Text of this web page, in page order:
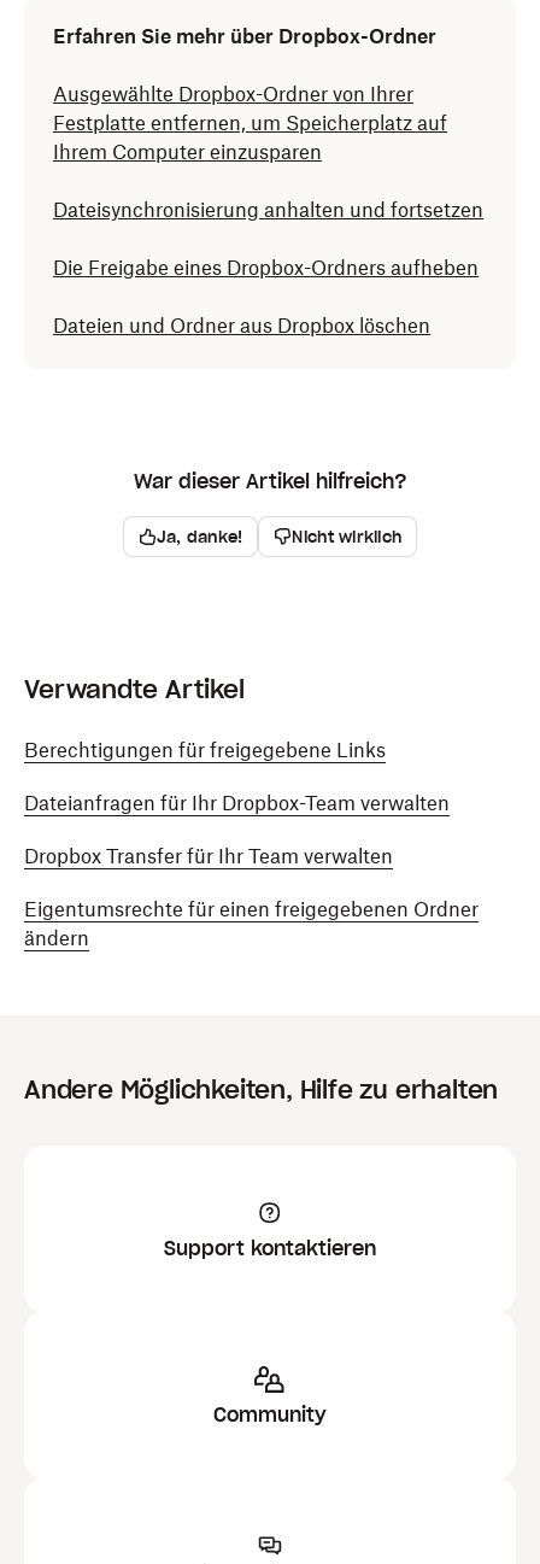
Erfahren Sie mehr über Dropbox-Ordner
Ausgewählte Dropbox-Ordner von Ihrer
Festplatte entfernen, um Speicherplatz auf
Ihrem Computer einzusparen
Dateisynchronisierung anhalten und fortsetzen
Die Freigabe eines Dropbox-Ordners aufheben
Dateien und Ordner aus Dropbox löschen
War dieser Artikel hilfreich?
Ja, danke! Nicht wirklich
Verwandte Artikel
Berechtigungen für freigegebene Links
Dateianfragen für Ihr Dropbox-Team verwalten
Dropbox Transfer für Ihr Team verwalten
Eigentumsrechte für einen freigegebenen Ordner
ändern
Andere Möglichkeiten, Hilfe zu erhalten
Support kontaktieren
Community